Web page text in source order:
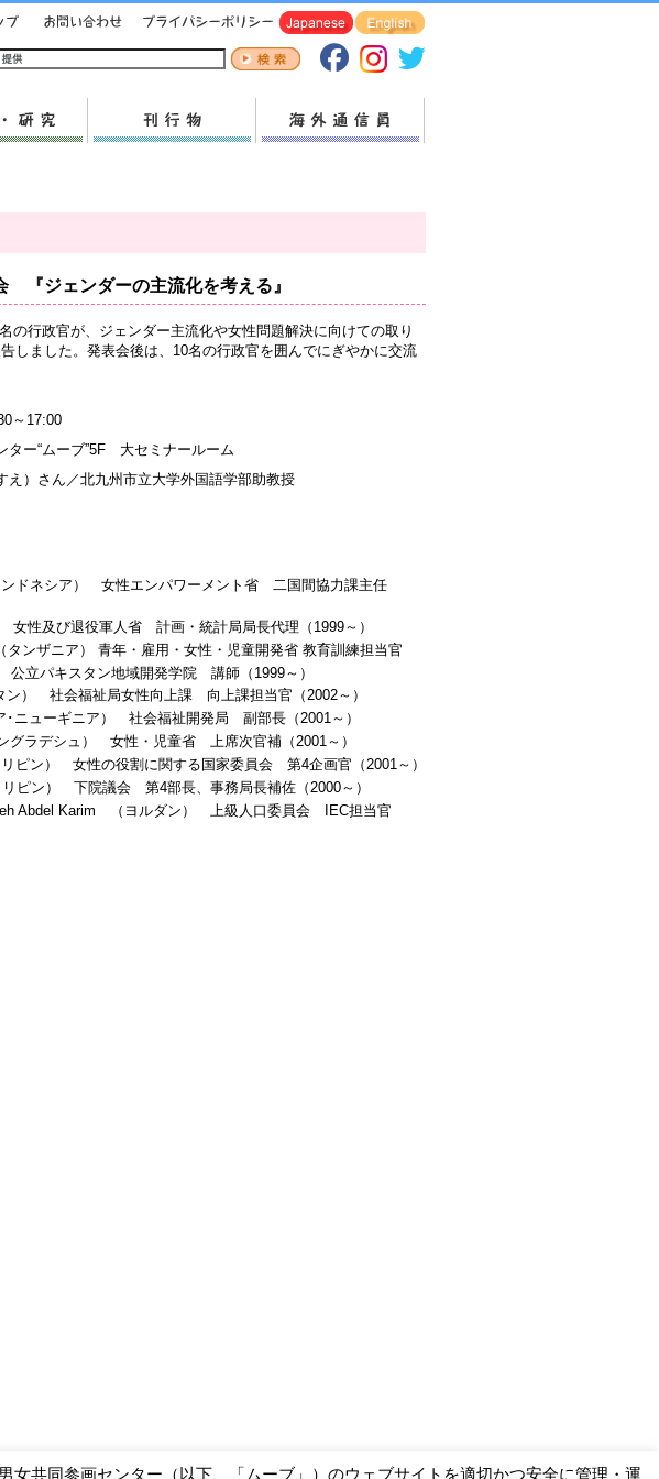
『ジェンダーの主流化を考える』
の行政官が、ジェンダー主流化や女性問題解決に向けての取り
しました。発表会後は、10名の行政官を囲んでにぎやかに交流
～17:00
ー“ムーブ”5F 大セミナールーム
さん／北九州市立大学外国語学部助教授
ンドネシア） 女性エンパワーメント省 二国間協力課主任
性及び退役軍人省 計画・統計局局長代理（1999～）
ンザニア） 青年・雇用・女性・児童開発省 教育訓練担当官
立パキスタン地域開発学院 講師（1999～）
） 社会福祉局女性向上課 向上課担当官（2002～）
ニューギニア） 社会福祉開発局 副部長（2001～）
グラデシュ） 女性・児童省 上席次官補（2001～）
ピン） 女性の役割に関する国家委員会 第4企画官（2001～）
ピン） 下院議会 第4部長、事務局長補佐（2000～）
Abdel Karim （ヨルダン） 上級人口委員会 IEC担当官
共同参画センター（以下、「ムーブ」）のウェブサイトを適切かつ安全に管理・運